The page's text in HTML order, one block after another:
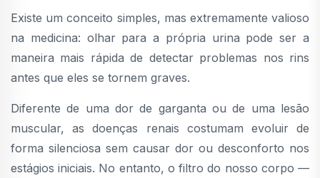
Existe um conceito simples, mas extremamente valioso
na medicina: olhar para a própria urina pode ser a
maneira mais rápida de detectar problemas nos rins
antes que eles se tornem graves.
Diferente de uma dor de garganta ou de uma lesão
muscular, as doenças renais costumam evoluir de
forma silenciosa sem causar dor ou desconforto nos
estágios iniciais. No entanto, o filtro do nosso corpo —